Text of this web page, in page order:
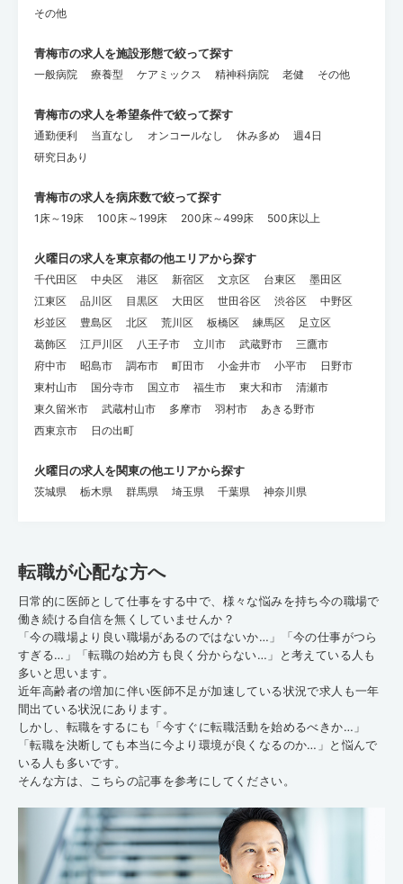
その他
青梅市の求人を施設形態で絞って探す
一般病院 療養型 ケアミックス 精神科病院 老健 その他
青梅市の求人を希望条件で絞って探す
通勤便利 当直なし オンコールなし 休み多め
週4日
研究日あり
青梅市の求人を病床数で絞って探す
1床～19床 100床～199床 200床～499床 500床以上
火曜日の求人を東京都の他エリアから探す
千代田区 中央区 港区 新宿区 文京区 台東区
墨田区
江東区
品川区 目黒区 大田区 世田谷区 渋谷区
中野区
杉並区
豊島区 北区 荒川区 板橋区 練馬区
足立区
葛飾区
江戸川区 八王子市 立川市 武蔵野市
三鷹市
府中市
昭島市 調布市 町田市 小金井市 小平市
日野市
東村山市
国分寺市 国立市 福生市 東大和市
清瀬市
東久留米市
武蔵村山市 多摩市 羽村市
あきる野市
西東京市
日の出町
火曜日の求人を関東の他エリアから探す
茨城県 栃木県 群馬県 埼玉県 千葉県 神奈川県
転職が心配な方へ
日常的に医師として仕事をする中で、様々な悩みを持ち今の職場で
働き続ける自信を無くしていませんか？
「今の職場より良い職場があるのではないか…」「今の仕事がつら
すぎる…」「転職の始め方も良く分からない…」と考えている人も
多いと思います。
近年高齢者の増加に伴い医師不足が加速している状況で求人も一年
間出ている状況にあります。
しかし、転職をするにも「今すぐに転職活動を始めるべきか…」
「転職を決断しても本当に今より環境が良くなるのか…」と悩んで
いる人も多いです。
そんな方は、こちらの記事を参考にしてください。